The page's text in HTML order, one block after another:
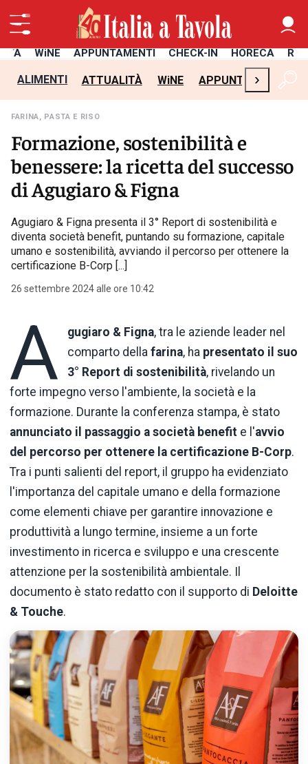
WiNE APPUNTAMENTI CHECK-IN HORECA
ALIMENTI ATTUALITÀ WiNE APPUNTAMENTI
›
FARINA, PASTA E RISO
Formazione, sostenibilità e
benessere: la ricetta del successo
di Agugiaro & Figna
Agugiaro & Figna presenta il 3° Report di sostenibilità e
diventa società benefit, puntando su formazione, capitale
umano e sostenibilità, avviando il percorso per ottenere la
certificazione B-Corp [...]
26 settembre 2024 alle ore 10:42
A gugiaro & Figna, tra le aziende leader nel
comparto dellafarina, ha presentato il suo
3° Report di sostenibilità, rivelando un
forte impegno verso l'ambiente, la società e la
formazione. Durante la conferenza stampa, è stato
annunciato il passaggio a società benefit e l'avvio
del percorso per ottenere la certificazione B-Corp.
Tra i punti salienti del report, il gruppo ha evidenziato
l'importanza del capitale umano e della formazione
come elementi chiave per garantire innovazione e
produttività a lungo termine, insieme a un forte
investimento in ricerca e sviluppo e una crescente
attenzione per la sostenibilità ambientale. Il
documento è stato redatto con il supporto di Deloitte
& Touche.